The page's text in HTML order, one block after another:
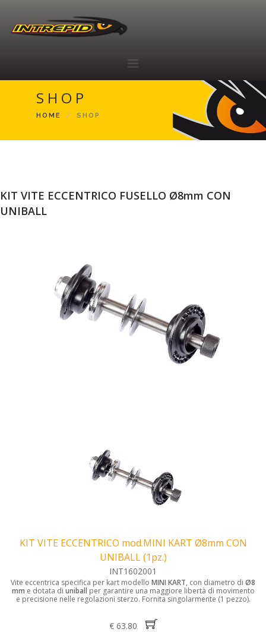
HOME
ABOUT
CONTATTI
IT
SHOP
HOME SHOP
KIT VITE ECCENTRICO FUSELLO Ø8mm CON
UNIBALL
KIT VITE ECCENTRICO mod.MINI KART Ø8mm CON
UNIBALL (1pz.)
INT1602001
Vite eccentrica specifica per kart modello MINI KART, con diametro di Ø8
mm e dotata di uniball per garantire una maggiore libertà di movimento
e precisione nelle regolazioni sterzo. Fornita singolarmente (1 pezzo).
€ 63.80